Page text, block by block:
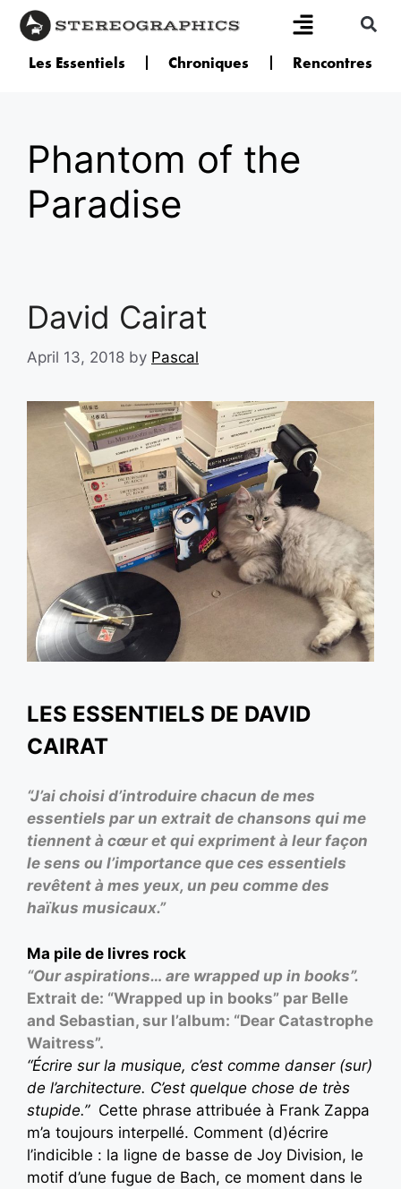
Les Essentiels Chroniques Rencontres
Phantom of the
Paradise
David Cairat
April 13, 2018 by Pascal
LES ESSENTIELS DE DAVID
CAIRAT
“J’ai choisi d’introduire chacun de mes
essentiels par un extrait de chansons qui me
tiennent à cœur et qui expriment à leur façon
le sens ou l’importance que ces essentiels
revêtent à mes yeux, un peu comme des
haïkus musicaux.”
Ma pile de livres rock
“Our aspirations… are wrapped up in books”.
Extrait de: “Wrapped up in books” par Belle
and Sebastian, sur l’album: “Dear Catastrophe
Waitress”.
“Écrire sur la musique, c’est comme danser (sur)
de l’architecture. C’est quelque chose de très
stupide.” Cette phrase attribuée à Frank Zappa
m’a toujours interpellé. Comment (d)écrire
l’indicible : la ligne de basse de Joy Division, le
motif d’une fugue de Bach, ce moment dans le